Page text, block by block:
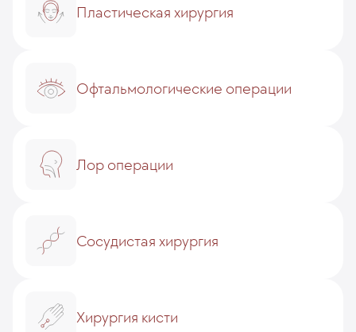
Пластическая хирургия
Офтальмологические операции
Лор операции
Сосудистая хирургия
Хирургия кисти